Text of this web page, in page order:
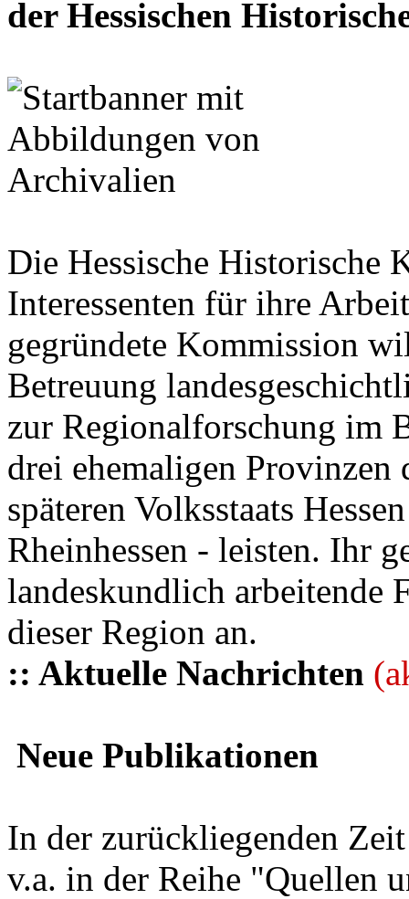
der Hessischen
Die Hessische Historische
Interessenten für ihre
gegründete Kommission
Betreuung
zur Regionalforschung im
drei ehemaligen Provinzen
späteren Volksstaats
Rheinhessen - leisten. Ihr
landeskundlich arbeitende
dieser Region an.
:: Aktuelle Nachrichten
Neue Publikationen
In der zurückliegenden
v.a. in der Reihe "Quellen